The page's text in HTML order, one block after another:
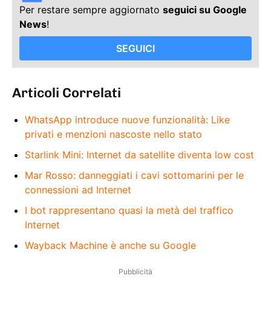
Per restare sempre aggiornato seguici su Google
News!
SEGUICI
Articoli Correlati
WhatsApp introduce nuove funzionalità: Like
privati e menzioni nascoste nello stato
Starlink Mini: Internet da satellite diventa low cost
Mar Rosso: danneggiati i cavi sottomarini per le
connessioni ad Internet
I bot rappresentano quasi la metà del traffico
Internet
Wayback Machine è anche su Google
Pubblicità